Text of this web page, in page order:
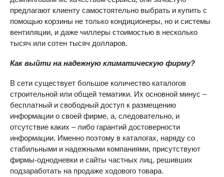
предлагают клиенту самостоятельно выбрать и купить с
помощью корзины не только кондиционеры, но и системы
вентиляции, и даже чиллеры стоимостью в несколько
тысяч или сотен тысяч долларов.
Как выйти на надежную климатическую фирму?
В сети существует большое количество каталогов
строительной или общей тематики. Их основной минус –
бесплатный и свободный доступ к размещению
информации о своей фирме, а, следовательно, и
отсутствие каких – либо гарантий достоверности
информации. Именно поэтому в каталогах, наряду со
стабильными и надежными компаниями, присутствуют
фирмы-однодневки и сайты частных лиц, решивших
подзаработать на продаже ходового товара.